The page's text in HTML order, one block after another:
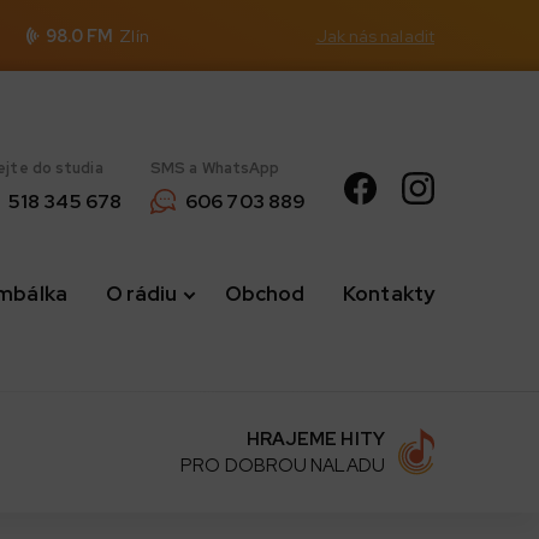
98.0 FM Zlín Jak nás naladit
do studia
518 345 678
SMS a WhatsApp
606 703 889
O rádiu Obchod Kontakty
HRAJEME HITY
PRO DOBROU NALADU